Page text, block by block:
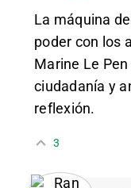
La máquina
poder con los
Marine Le
ciudadanía y
reflexión.
3